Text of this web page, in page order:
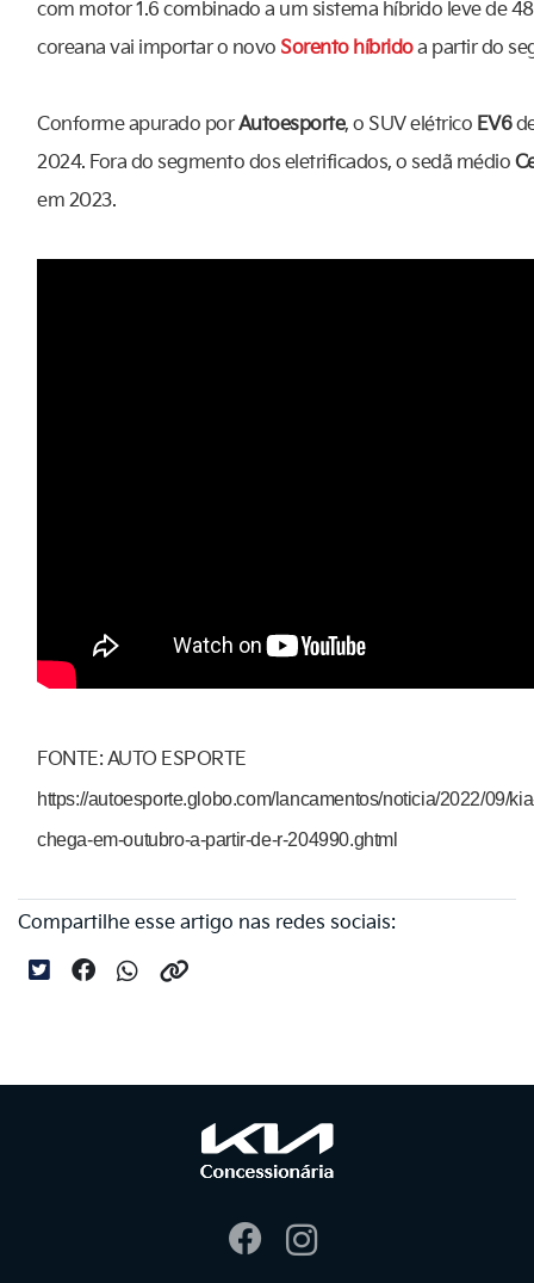
com motor 1.6 combinado a um sistema híbrido leve de
coreana vai importar o novo Sorento híbridoa partir do
Conforme apurado porAutoesporte, o SUV elétrico EV6
2024. Fora do segmento dos eletrificados, o sedã médio
em 2023.
FONTE: AUTO ESPORTE
https://autoesporte.globo.com/lancamentos/noticia/2022/09/
chega-em-outubro-a-partir-de-r-204990.ghtml
Compartilhe esse artigo nas redes sociais: